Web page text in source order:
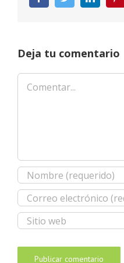
Deja tu comentario
Comentar